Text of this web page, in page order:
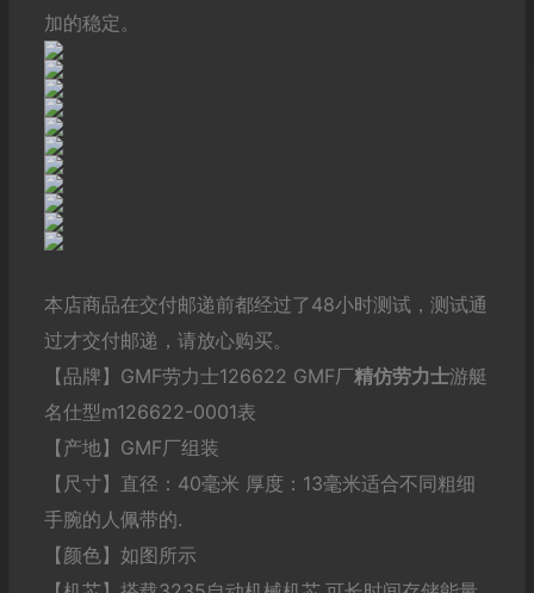
加的稳定。
本店商品在交付邮递前都经过了48小时测试，测试通
过才交付邮递，请放心购买。
【品牌】GMF劳力士126622 GMF厂精仿劳力士游艇
名仕型m126622-0001表
【产地】GMF厂组装
【尺寸】直径：40毫米 厚度：13毫米适合不同粗细
手腕的人佩带的.
【颜色】如图所示